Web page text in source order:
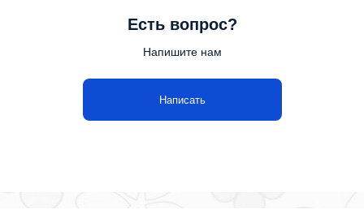
Есть вопрос?
Напишите нам
Написать